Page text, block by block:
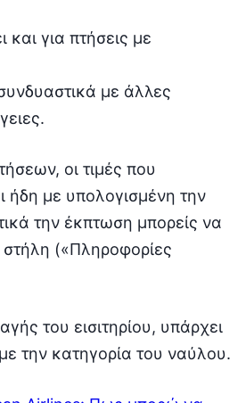
για πτήσεις με
με άλλες
οι τιμές που
ήδη με υπολογισμένη την
την έκπτωση μπορείς να
στήλη («Πληροφορίες
του εισιτηρίου, υπάρχει
την κατηγορία του ναύλου.